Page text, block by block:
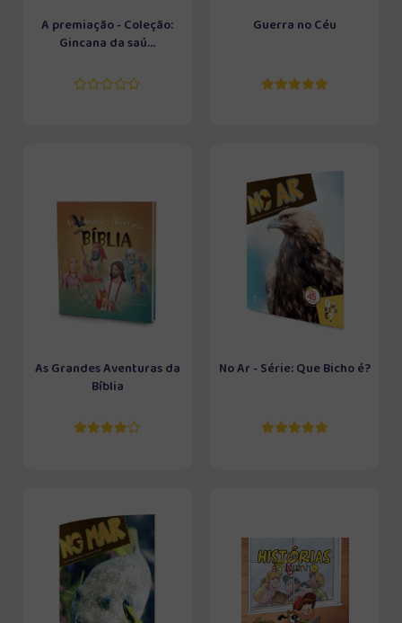
A premiação - Coleção:
Gincana da saú...
Guerra no Céu
As Grandes Aventuras da
Bíblia
No Ar - Série: Que Bicho é?